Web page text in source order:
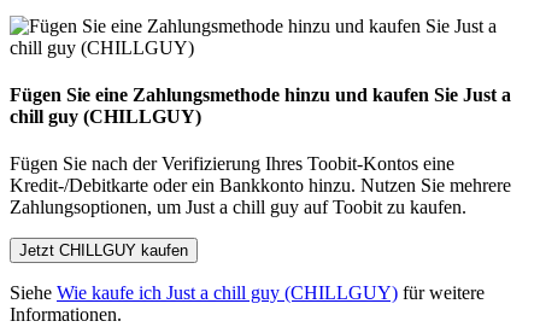
Fügen Sie eine Zahlungsmethode hinzu und kaufen Sie Just a
chill guy (CHILLGUY)
Fügen Sie nach der Verifizierung Ihres Toobit-Kontos eine
Kredit-/Debitkarte oder ein Bankkonto hinzu. Nutzen Sie mehrere
Zahlungsoptionen, um Just a chill guy auf Toobit zu kaufen.
Jetzt CHILLGUY kaufen
Siehe Wie kaufe ich Just a chill guy (CHILLGUY) für weitere
Informationen.